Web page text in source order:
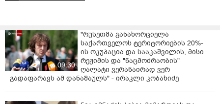
09:30
"რუსეთმა განახორციელა
საქართველოს ტერიტორიების 20%-
ის ოკუპაცია და სააკაშვილის, მისი
რეჟიმის და "ნაცმოძრაობის"
ღალატი ვერანაირად ვერ
გადაფარავს ამ დანაშაულს" - ირაკლი კობახიძე